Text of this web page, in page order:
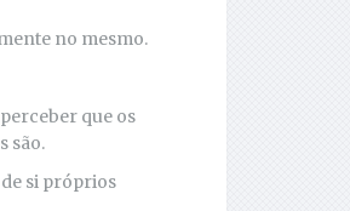
no mesmo.
que os
são.
si próprios